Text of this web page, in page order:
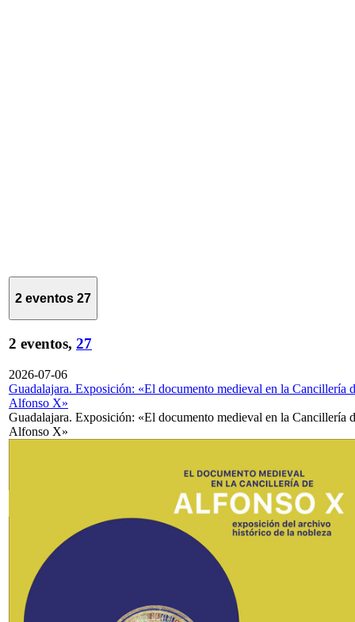
2 eventos 27
2 eventos, 27
2026-07-06
Guadalajara. Exposición: «El documento medieval en la Cancillería
Alfonso X»
Guadalajara. Exposición: «El documento medieval en la Cancillería
Alfonso X»